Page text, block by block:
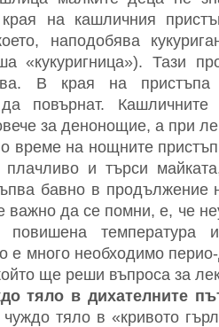
на кашличния
наподобява
«кукуригница»). Тази
В края на пристъпа
повърнат.
за денонощие, а при
време на нощните
плачливо и търси
бавно в продължение
важно да се помни, е, че
повишена
е много необходимо
ще реши въпроса за
тяло в дихателните
тяло в «кривото